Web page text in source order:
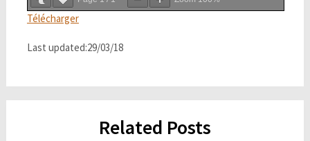
Télécharger
Last updated:29/03/18
Related Posts